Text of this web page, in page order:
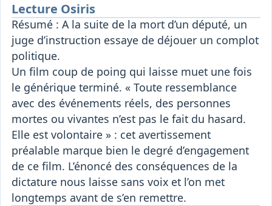
Lecture Osiris
Résumé : A la suite de la mort d’un député, un
juge d’instruction essaye de déjouer un complot
politique.
Un film coup de poing qui laisse muet une fois
le générique terminé. « Toute ressemblance
avec des événements réels, des personnes
mortes ou vivantes n’est pas le fait du hasard.
Elle est volontaire » : cet avertissement
préalable marque bien le degré d’engagement
de ce film. L’énoncé des conséquences de la
dictature nous laisse sans voix et l’on met
longtemps avant de s’en remettre.